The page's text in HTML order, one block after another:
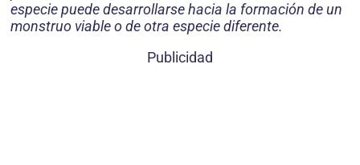
especie puede desarrollarse hacia la formación de un
monstruo viable o de otra especie diferente.
Publicidad